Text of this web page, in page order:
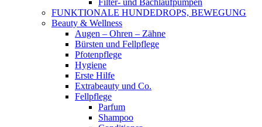
Filter- und Bachlaufpumpen
FUNKTIONALE HUNDEDROPS, BEWEGUNG
Beauty & Wellness
Augen – Ohren – Zähne
Bürsten und Fellpflege
Pfotenpflege
Hygiene
Erste Hilfe
Extrabeauty und Co.
Fellpflege
Parfum
Shampoo